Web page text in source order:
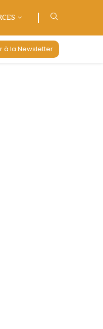
à la Newsletter